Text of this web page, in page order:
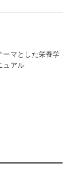
ーマとした栄養学
ュアル